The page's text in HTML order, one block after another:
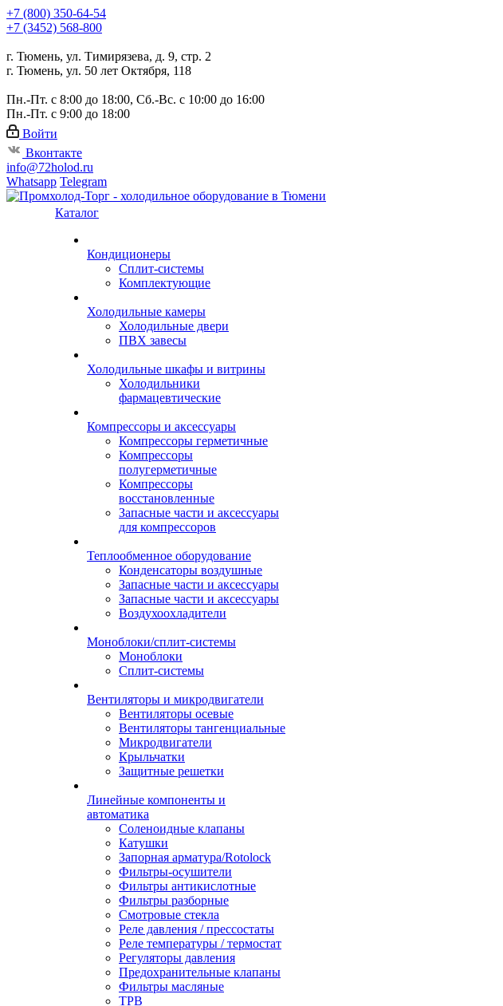
+7 (800) 350-64-54
+7 (3452) 568-800
г. Тюмень, ул. Тимирязева, д. 9, стр. 2
г. Тюмень, ул. 50 лет Октября, 118
Пн.-Пт. с 8:00 до 18:00, Сб.-Вс. с 10:00 до 16:00
Пн.-Пт. с 9:00 до 18:00
Войти
Вконтакте
info@72holod.ru
Whatsapp Telegram
Каталог
Кондиционеры
Сплит-системы
Комплектующие
Холодильные камеры
Холодильные двери
ПВХ завесы
Холодильные шкафы и витрины
Холодильники
фармацевтические
Компрессоры и аксессуары
Компрессоры герметичные
Компрессоры
полугерметичные
Компрессоры
восстановленные
Запасные части и аксессуары
для компрессоров
Теплообменное оборудование
Конденсаторы воздушные
Запасные части и аксессуары
Запасные части и аксессуары
Воздухоохладители
Моноблоки/сплит-системы
Моноблоки
Сплит-системы
Вентиляторы и микродвигатели
Вентиляторы осевые
Вентиляторы тангенциальные
Микродвигатели
Крыльчатки
Защитные решетки
Линейные компоненты и
автоматика
Соленоидные клапаны
Катушки
Запорная арматура/Rotolock
Фильтры-осушители
Фильтры антикислотные
Фильтры разборные
Смотровые стекла
Реле давления / прессостаты
Реле температуры / термостат
Регуляторы давления
Предохранительные клапаны
Фильтры масляные
ТРВ